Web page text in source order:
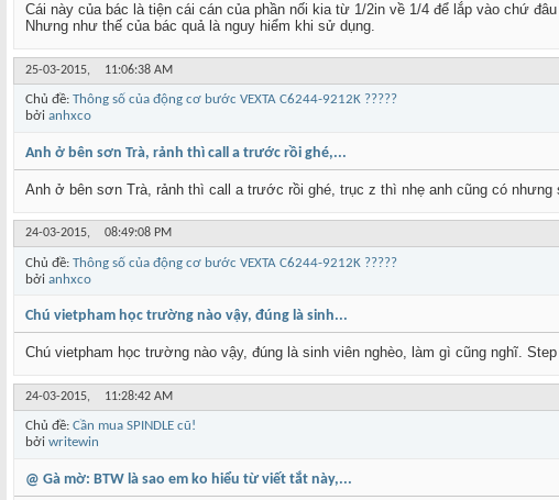
Cái này của bác là tiện cái cán của phần nối kia từ 1/2in về 1/4 để lắp vào chứ
Nhưng như thế của bác quả là nguy hiểm khi sử dụng.
25-03-2015, 11:06:38 AM
Chủ đề: Thông số của động cơ bước VEXTA C6244-9212K ?????
bởi anhxco
Anh ở bên sơn Trà, rảnh thì call a trước rồi ghé,...
Anh ở bên sơn Trà, rảnh thì call a trước rồi ghé, trục z thì nhẹ anh cũng có nhưng
24-03-2015, 08:49:08 PM
Chủ đề: Thông số của động cơ bước VEXTA C6244-9212K ?????
bởi anhxco
Chú vietpham học trường nào vậy, đúng là sinh...
Chú vietpham học trường nào vậy, đúng là sinh viên nghèo, làm gì cũng nghĩ.
24-03-2015, 11:28:42 AM
Chủ đề: Cần mua SPINDLE cũ!
bởi writewin
@ Gà mờ: BTW là sao em ko hiểu từ viết tắt này,...